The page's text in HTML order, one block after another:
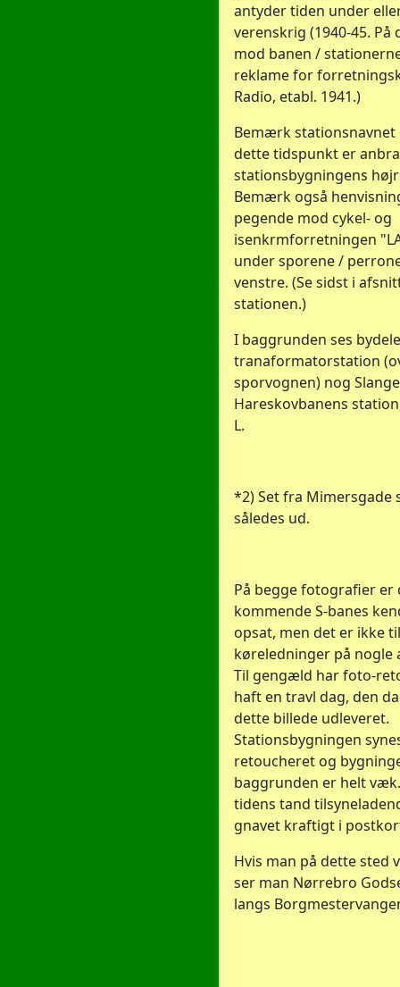
antyder tiden under
verenskrig (1940-45. På
mod banen /
reklame for
Radio, etabl. 1941.)
Bemærk stationsnavnet
dette tidspunkt er
stationsbygningens
Bemærk også
pegende mod cykel- og
isenkrmforretningen "LA
under sporene /
venstre. (Se sidst i
stationen.)
I baggrunden ses
tranaformatorstation
sporvognen) nog
Hareskovbanens
L.
*2) Set fra Mimersgade
således ud.
På begge fotografier er
kommende S-banes
opsat, men det er ikke
køreledninger på nogle
Til gengæld har foto-
haft en travl dag, den
dette billede udleveret.
Stationsbygningen
retoucheret og
baggrunden er helt
tidens tand
gnavet kraftigt i
Hvis man på dette sted
ser man Nørrebro
langs